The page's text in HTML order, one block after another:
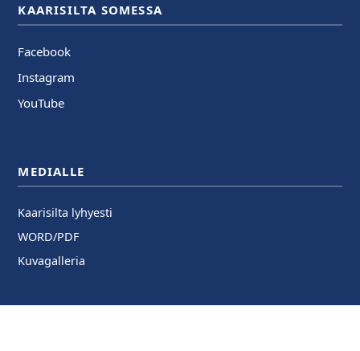
KAARISILTA SOMESSA
Facebook
Instagram
YouTube
MEDIALLE
Kaarisilta lyhyesti
WORD/PDF
Kuvagalleria